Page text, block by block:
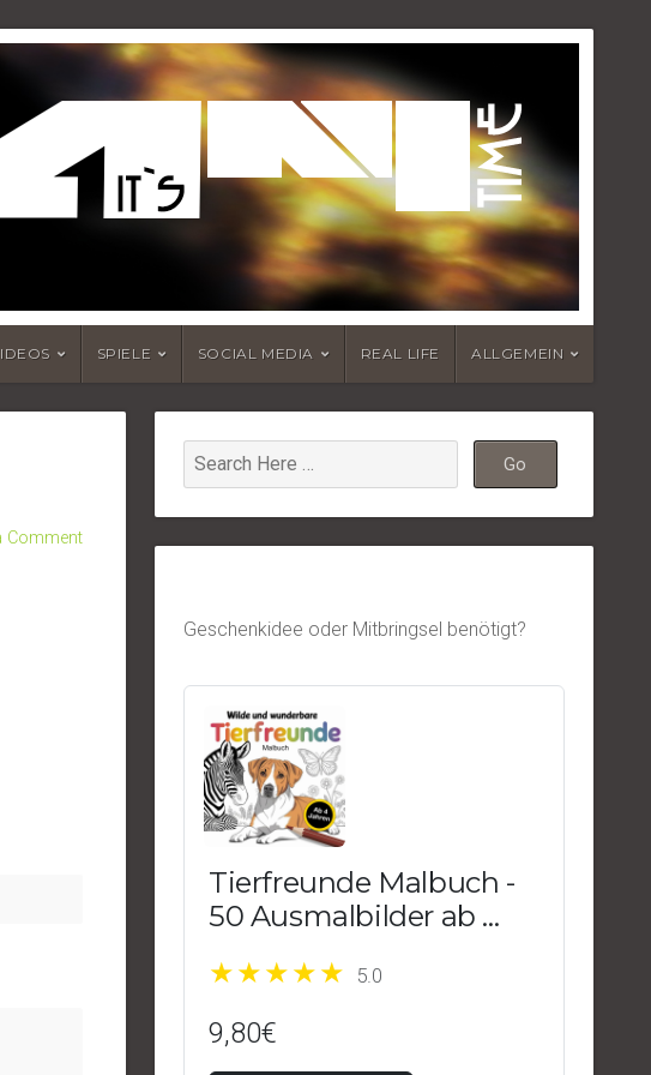
SPIELE SOCIAL MEDIA REAL LIFE ALLGEMEIN
Comment
Geschenkidee oder Mitbringsel benötigt?
Tierfreunde Malbuch -
50 Ausmalbilder ab 4
5.0
9,80€